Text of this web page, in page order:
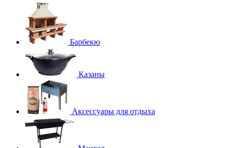
Барбекю
Казаны
Аксессуары для отдыха